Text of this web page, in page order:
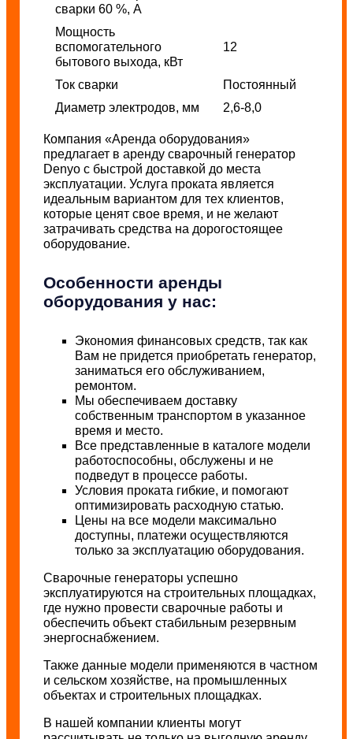
сварки 60 %, А
Мощность
вспомогательного
бытового выхода, кВт
12
Ток сварки
Постоянный
Диаметр электродов, мм
2,6-8,0
Компания «Аренда оборудования»
предлагает в аренду сварочный генератор
Denyo с быстрой доставкой до места
эксплуатации. Услуга проката является
идеальным вариантом для тех клиентов,
которые ценят свое время, и не желают
затрачивать средства на дорогостоящее
оборудование.
Особенности аренды
оборудования у нас:
Экономия финансовых средств, так как
Вам не придется приобретать генератор,
заниматься его обслуживанием,
ремонтом.
Мы обеспечиваем доставку
собственным транспортом в указанное
время и место.
Все представленные в каталоге модели
работоспособны, обслужены и не
подведут в процессе работы.
Условия проката гибкие, и помогают
оптимизировать расходную статью.
Цены на все модели максимально
доступны, платежи осуществляются
только за эксплуатацию оборудования.
Сварочные генераторы успешно
эксплуатируются на строительных площадках,
где нужно провести сварочные работы и
обеспечить объект стабильным резервным
энергоснабжением.
Также данные модели применяются в частном
и сельском хозяйстве, на промышленных
объектах и строительных площадках.
В нашей компании клиенты могут